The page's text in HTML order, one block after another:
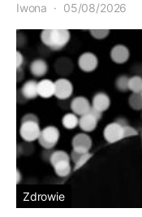
Iwona 05/08/2026
Zdrowie